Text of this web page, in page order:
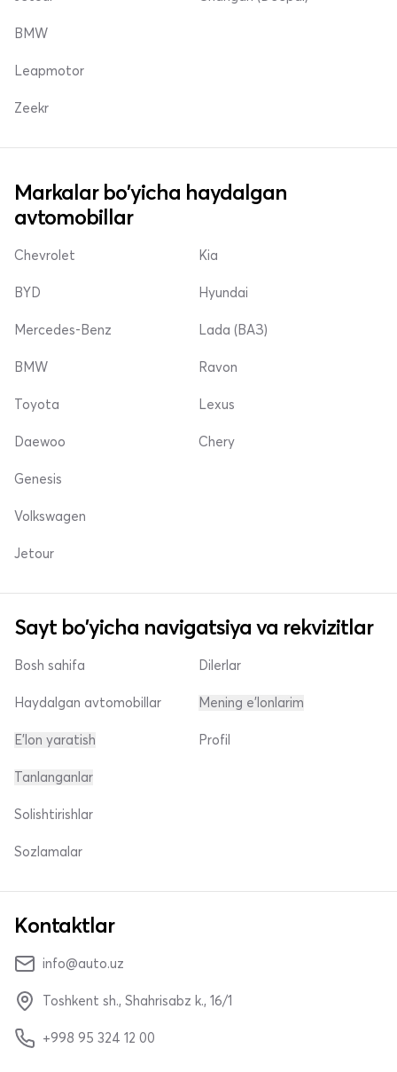
BMW
Leapmotor
Zeekr
Markalar bo'yicha haydalgan
avtomobillar
Chevrolet
BYD
Mercedes-Benz
Kia
Hyundai
Lada (ВАЗ)
BMW
Toyota
Daewoo
Ravon
Lexus
Chery
Genesis
Volkswagen
Jetour
Sayt bo'yicha navigatsiya va rekvizitlar
Bosh sahifa
Haydalgan avtomobillar
E'lon yaratish
Dilerlar
Mening e'lonlarim
Profil
Tanlanganlar
Solishtirishlar
Sozlamalar
Kontaktlar
info@auto.uz
Toshkent sh., Shahrisabz k., 16/1
+998 95 324 12 00